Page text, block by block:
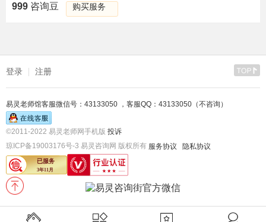
999 咨询豆 购买服务
登录 注册
易灵老师馆客服微信号：43133050 ，客服QQ：43133050（不咨询）
©2011-2022 易灵老师网手机版 投诉
琼ICP备19003176号-3 易灵咨询网 版权所有 服务协议 隐私协议